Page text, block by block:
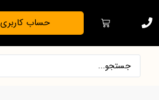
حساب کاربری